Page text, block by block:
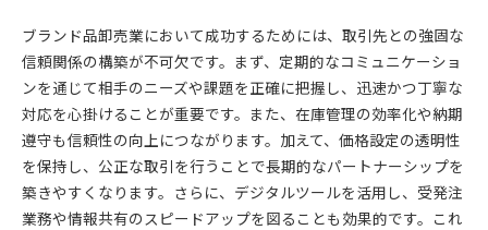
ブランド品卸売業において成功するためには、取引先との強固な
信頼関係の構築が不可欠です。まず、定期的なコミュニケーショ
ンを通じて相手のニーズや課題を正確に把握し、迅速かつ丁寧な
対応を心掛けることが重要です。また、在庫管理の効率化や納期
遵守も信頼性の向上につながります。加えて、価格設定の透明性
を保持し、公正な取引を行うことで長期的なパートナーシップを
築きやすくなります。さらに、デジタルツールを活用し、受発注
業務や情報共有のスピードアップを図ることも効果的です。これ